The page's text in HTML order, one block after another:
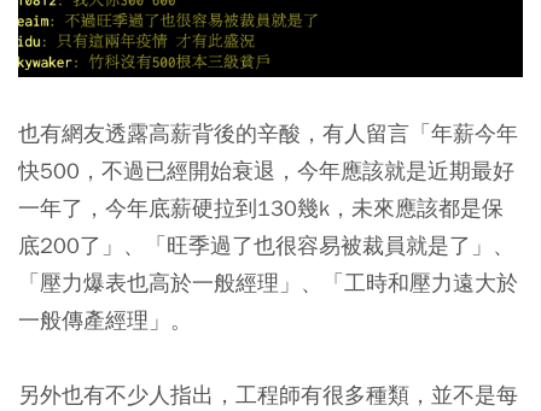
也有網友透露高薪背後的辛酸，有人留言「年薪今年
快500，不過已經開始衰退，今年應該就是近期最好
一年了，今年底薪硬拉到130幾k，未來應該都是保
底200了」、「旺季過了也很容易被裁員就是了」、
「壓力爆表也高於一般經理」、「工時和壓力遠大於
一般傳產經理」。
另外也有不少人指出，工程師有很多種類，並不是每